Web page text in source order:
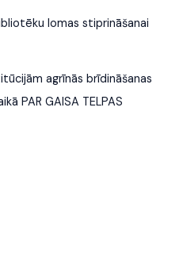
lomas stiprināšanai
agrīnās brīdināšanas
PAR GAISA TELPAS